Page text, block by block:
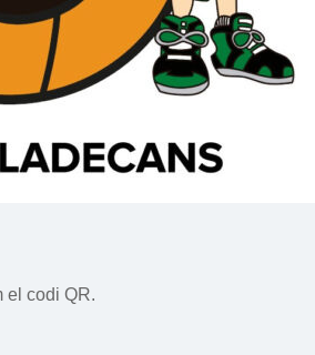
el codi QR.